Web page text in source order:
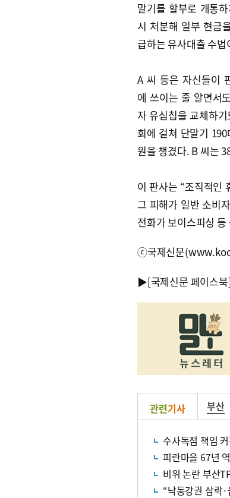
말기를 할부로 개통
시 처분해 일부 현금
급하는 유사대출 수법
A 씨 등은 자신들이
에 쓰이는 줄 알면서
자 유심칩을 교체하
회에 걸쳐 단말기
원을 챙겼다. B 씨는
이 판사는 “조직적인
그 피해가 일반 소비
전화가 보이스피싱
ⓒ국제신문
▶[국제신문 페이스북]
관련기사 부산
수사독점 책임
피란마을 67년
비위 논란 부산
“낙동강권 삼락